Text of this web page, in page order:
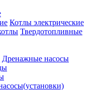
Котлы электрические
Твердотопливные
Дренажные насосы